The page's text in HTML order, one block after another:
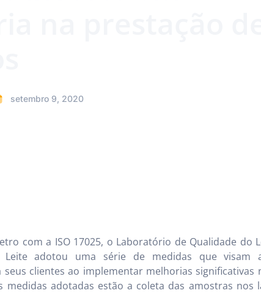
setembro 9, 2020
com a ISO 17025, o Laboratório de Qualidade do
Leite adotou uma série de medidas que visam
clientes ao implementar melhorias significativas
medidas adotadas estão a coleta das amostras nos